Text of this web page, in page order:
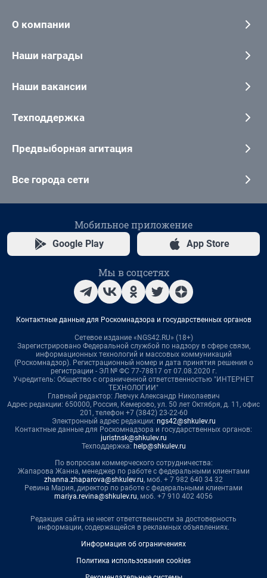
О компании
Наши награды
Наши вакансии
Техподдержка
Предвыборная агитация
Все города сети
Мобильное приложение
Google Play App Store
Мы в соцсетях
Контактные данные для Роскомнадзора и государственных органов
Сетевое издание «NGS42.RU» (18+)
Зарегистрировано Федеральной службой по надзору в сфере связи,
информационных технологий и массовых коммуникаций
(Роскомнадзор). Регистрационный номер и дата принятия решения о
регистрации - ЭЛ № ФС 77-78817 от 07.08.2020 г.
Учредитель: Общество с ограниченной ответственностью "ИНТЕРНЕТ
ТЕХНОЛОГИИ"
Главный редактор: Левчук Александр Николаевич
Адрес редакции: 650000, Россия, Кемерово, ул. 50 лет Октября, д. 11, офис
201, телефон +7 (3842) 23-22-60
Электронный адрес редакции: ngs42@shkulev.ru
Контактные данные для Роскомнадзора и государственных органов:
juristnsk@shkulev.ru
Техподдержка: help@shkulev.ru
По вопросам коммерческого сотрудничества:
Жапарова Жанна, менеджер по работе с федеральными клиентами
zhanna.zhaparova@shkulev.ru, моб. + 7 982 640 34 32
Ревина Мария, директор по работе с федеральными клиентами
mariya.revina@shkulev.ru, моб. +7 910 402 4056
Редакция сайта не несет ответственности за достоверность
информации, содержащейся в рекламных объявлениях.
Информация об ограничениях
Политика использования cookies